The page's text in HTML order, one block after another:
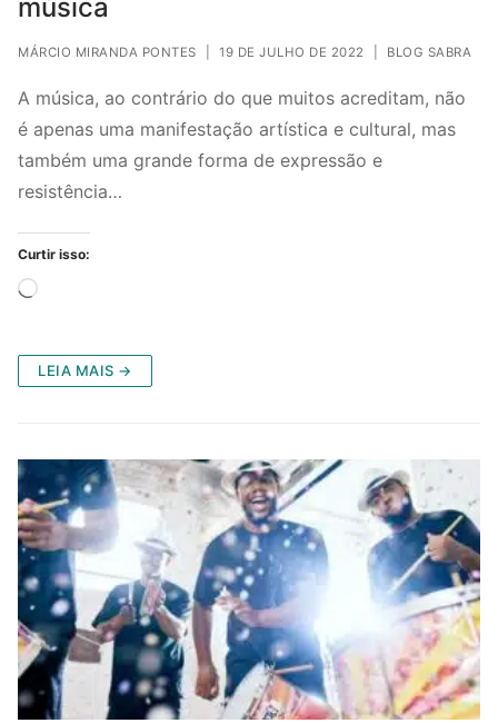
música
MÁRCIO MIRANDA PONTES 19 DE JULHO DE 2022 BLOG SABRA
A música, ao contrário do que muitos acreditam, não
é apenas uma manifestação artística e cultural, mas
também uma grande forma de expressão e
resistência…
Curtir isso:
Carregando...
LEIA MAIS →